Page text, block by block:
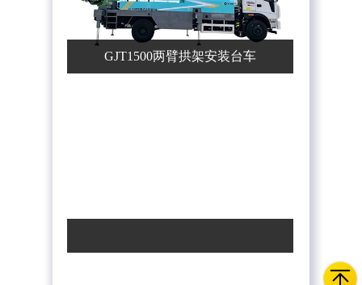
GJT1500两臂拱架安装台车